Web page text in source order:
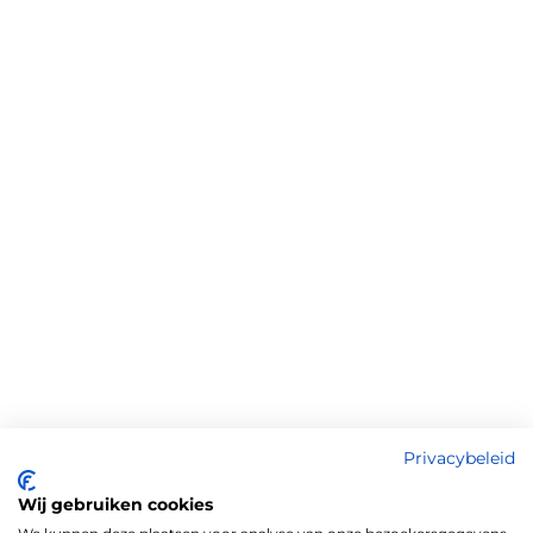
Privacybeleid
Wij gebruiken cookies